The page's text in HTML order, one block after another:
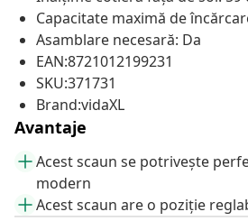
Capacitate maximă de
Asamblare necesară: Da
EAN:8721012199231
SKU:371731
Brand:vidaXL
Avantaje
Acest scaun se potrivește
modern
Acest scaun are o poziție